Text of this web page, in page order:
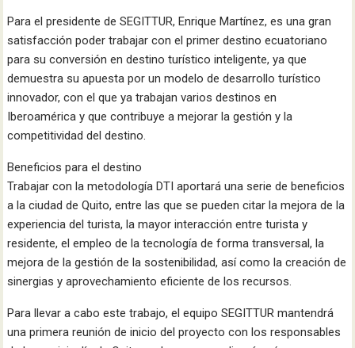
Para el presidente de SEGITTUR, Enrique Martínez, es una gran
satisfacción poder trabajar con el primer destino ecuatoriano
para su conversión en destino turístico inteligente, ya que
demuestra su apuesta por un modelo de desarrollo turístico
innovador, con el que ya trabajan varios destinos en
Iberoamérica y que contribuye a mejorar la gestión y la
competitividad del destino.
Beneficios para el destino
Trabajar con la metodología DTI aportará una serie de beneficios
a la ciudad de Quito, entre las que se pueden citar la mejora de la
experiencia del turista, la mayor interacción entre turista y
residente, el empleo de la tecnología de forma transversal, la
mejora de la gestión de la sostenibilidad, así como la creación de
sinergias y aprovechamiento eficiente de los recursos.
Para llevar a cabo este trabajo, el equipo SEGITTUR mantendrá
una primera reunión de inicio del proyecto con los responsables